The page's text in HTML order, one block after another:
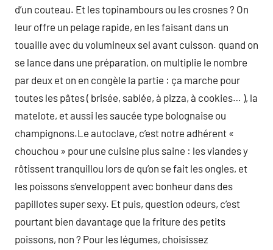
d’un couteau. Et les topinambours ou les crosnes ? On
leur offre un pelage rapide, en les faisant dans un
touaille avec du volumineux sel avant cuisson. quand on
se lance dans une préparation, on multiplie le nombre
par deux et on en congèle la partie : ça marche pour
toutes les pâtes ( brisée, sablée, à pizza, à cookies… ), la
matelote, et aussi les saucée type bolognaise ou
champignons.Le autoclave, c’est notre adhérent «
chouchou » pour une cuisine plus saine : les viandes y
rôtissent tranquillou lors de qu’on se fait les ongles, et
les poissons s’enveloppent avec bonheur dans des
papillotes super sexy. Et puis, question odeurs, c’est
pourtant bien davantage que la friture des petits
poissons, non ? Pour les légumes, choisissez